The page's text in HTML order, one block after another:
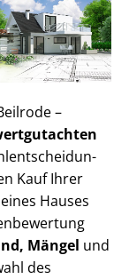
–
Kauf Ihrer
Hauses
Mängel und
des